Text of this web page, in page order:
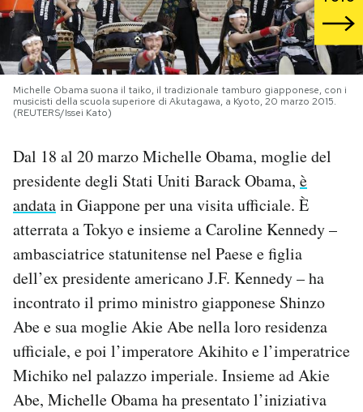
NEWSLETTER
I MIEI PREFERITI
SHOP
CALENDARIO
AREA PERSONALE
Area Personale
Newsletter
Notifiche mobile
Regala il Post
Hai bisogno di aiuto?
Esci
Michelle Obama suona il taiko, il tradizionale tamburo giapponese, con i
musicisti della scuola superiore di Akutagawa, a Kyoto, 20 marzo 2015.
(REUTERS/Issei Kato)
Dal 18 al 20 marzo Michelle Obama, moglie del
presidente degli Stati Uniti Barack Obama, è
andatain Giappone per una visita ufficiale. È
atterrata a Tokyo e insieme a Caroline Kennedy –
ambasciatrice statunitense nel Paese e figlia
dell’ex presidente americano J.F. Kennedy – ha
incontrato il primo ministro giapponese Shinzo
Abe e sua moglie Akie Abe nella loro residenza
ufficiale, e poi l’imperatore Akihito e l’imperatrice
Michiko nel palazzo imperiale. Insieme ad Akie
Abe, Michelle Obama ha presentato l’iniziativa